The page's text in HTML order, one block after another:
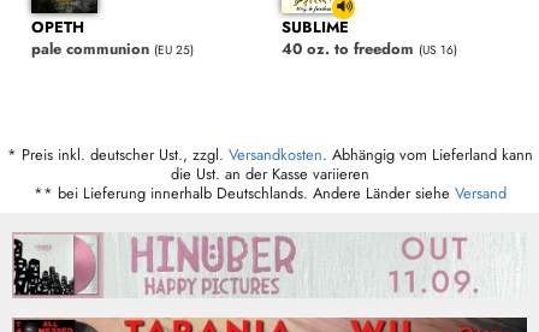
OPETH
pale communion (EU 25)
SUBLIME
40 oz. to freedom (US 16)
* Preis inkl. deutscher Ust., zzgl. Versandkosten. Abhängig vom Lieferland kann
die Ust. an der Kasse variieren
** bei Lieferung innerhalb Deutschlands. Andere Länder siehe Versand